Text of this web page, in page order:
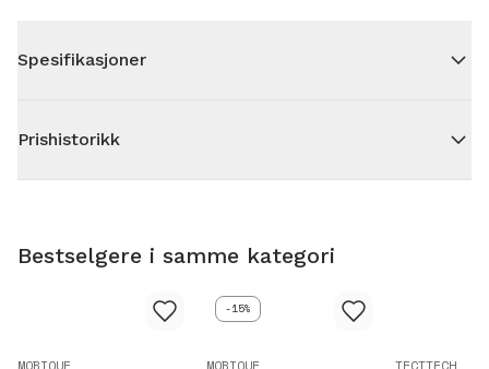
Spesifikasjoner
Prishistorikk
Bestselgere i samme kategori
MOBIQUE
-15%
MOBIQUE TECTTECH